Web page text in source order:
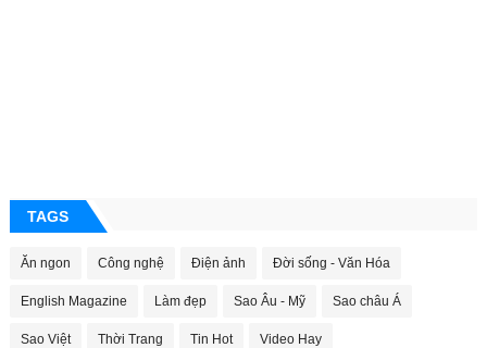
TAGS
Ăn ngon Công nghệ Điện ảnh Đời sống - Văn Hóa
English Magazine Làm đẹp Sao Âu - Mỹ Sao châu Á
Sao Việt Thời Trang Tin Hot Video Hay